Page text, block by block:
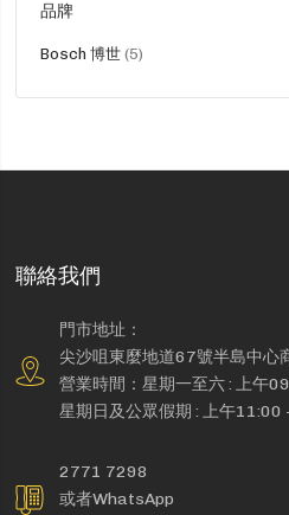
品牌
Bosch 博世 5貨
聯絡我們
門市地址：
尖沙咀東麼地道67號半島中心
營業時間：星期一至六 : 上午
星期日及公眾假期 : 上午11:00
2771 7298
或者WhatsApp